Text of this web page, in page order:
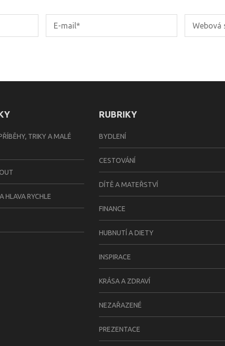
TRIKY A MALÉ
HLAVA RYCHLE
RUBRIKY
BYDLENÍ
CESTOVÁNÍ
DÍTĚ A MATEŘSTVÍ
FINANCE
HUBNUTÍ A DIETY
INSPIRACE
KRÁSA A ZDRAVÍ
NEZAŘAZENÉ
PREZENTACE